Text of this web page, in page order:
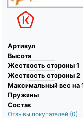
Артикул
Высота
Жесткость стороны 1
Жесткость стороны 2
Максимальный вес на
Пружины
Состав
Отзывы покупателей (0)